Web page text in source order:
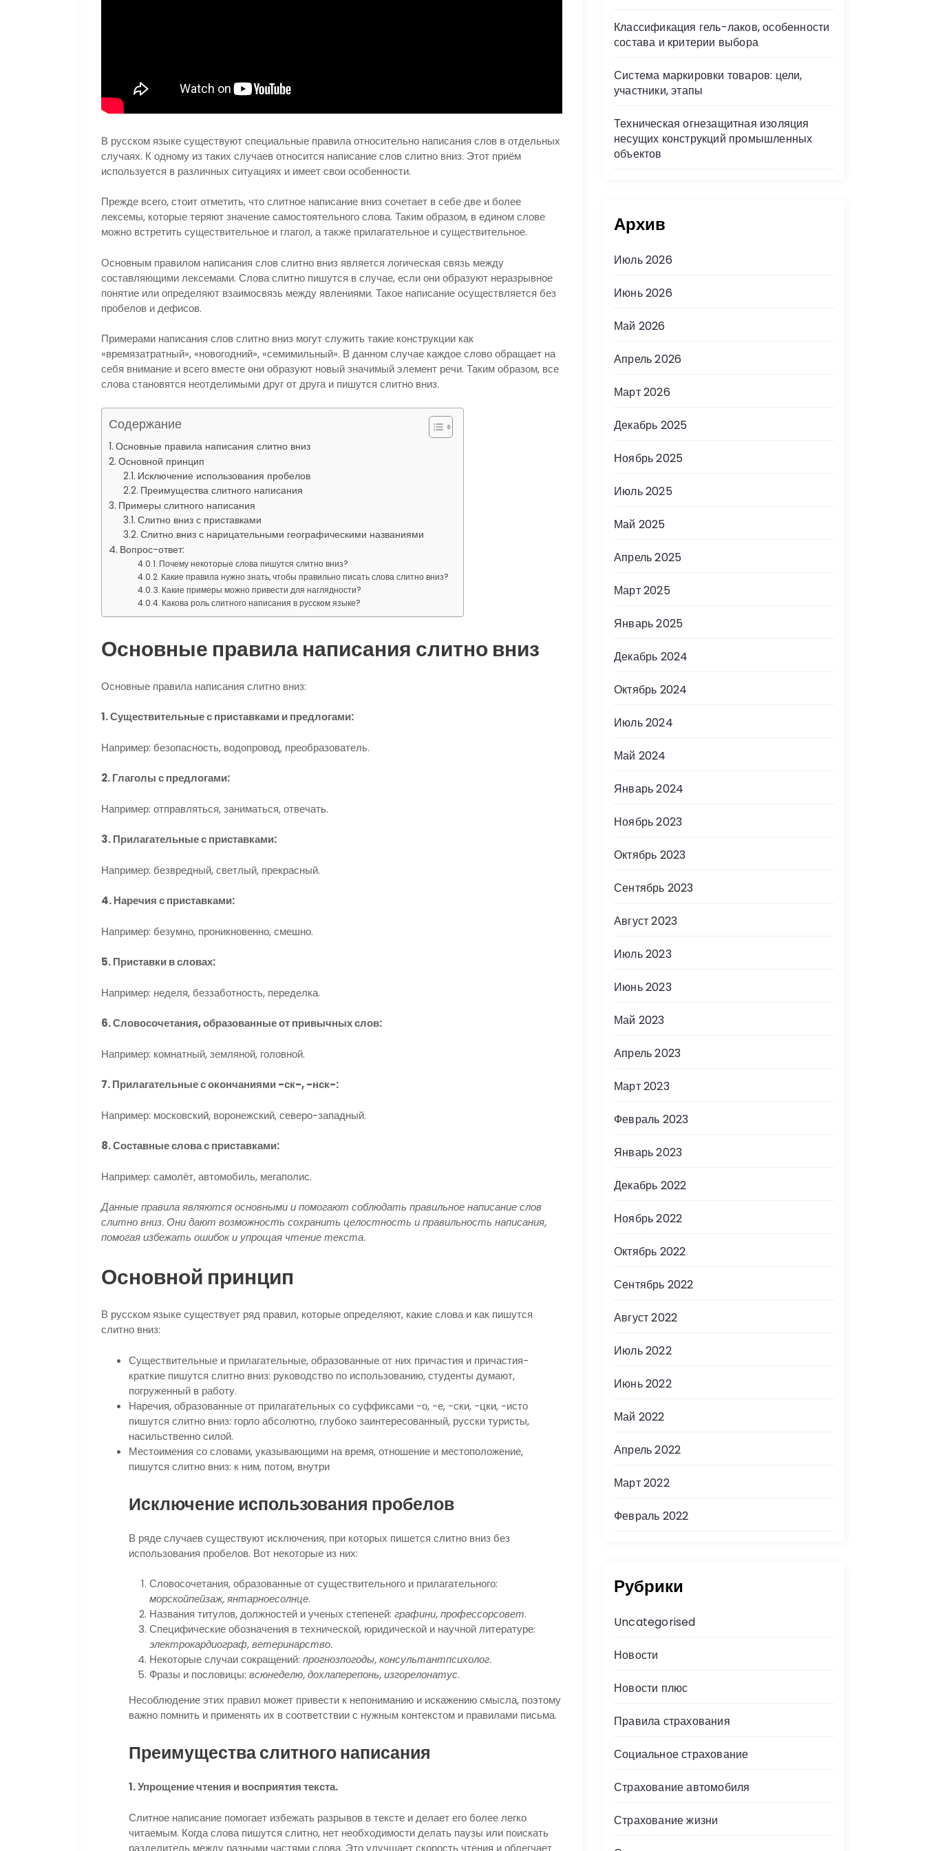
В русском языке существуют специальные правила относительно написания слов в отдельных
случаях. К одному из таких случаев относится написание слов слитно вниз. Этот приём
используется в различных ситуациях и имеет свои особенности.
Прежде всего, стоит отметить, что слитное написание вниз сочетает в себе две и более
лексемы, которые теряют значение самостоятельного слова. Таким образом, в едином слове
можно встретить существительное и глагол, а также прилагательное и существительное.
Основным правилом написания слов слитно вниз является логическая связь между
составляющими лексемами. Слова слитно пишутся в случае, если они образуют неразрывное
понятие или определяют взаимосвязь между явлениями. Такое написание осуществляется без
пробелов и дефисов.
Примерами написания слов слитно вниз могут служить такие конструкции как
«времязатратный», «новогодний», «семимильный». В данном случае каждое слово обращает на
себя внимание и всего вместе они образуют новый значимый элемент речи. Таким образом, все
слова становятся неотделимыми друг от друга и пишутся слитно вниз.
Содержание
Основные правила написания слитно вниз
Основной принцип
Исключение использования пробелов
Преимущества слитного написания
Примеры слитного написания
Слитно вниз с приставками
Слитно вниз с нарицательными географическими названиями
Вопрос-ответ:
Почему некоторые слова пишутся слитно вниз?
Какие правила нужно знать, чтобы правильно писать слова слитно вниз?
Какие примеры можно привести для наглядности?
Какова роль слитного написания в русском языке?
Основные правила написания слитно вниз
Основные правила написания слитно вниз:
1. Существительные с приставками и предлогами:
Например: безопасность, водопровод, преобразователь.
2. Глаголы с предлогами:
Например: отправляться, заниматься, отвечать.
3. Прилагательные с приставками:
Например: безвредный, светлый, прекрасный.
4. Наречия с приставками:
Например: безумно, проникновенно, смешно.
5. Приставки в словах:
Например: неделя, беззаботность, переделка.
6. Словосочетания, образованные от привычных слов:
Например: комнатный, земляной, головной.
7. Прилагательные с окончаниями -ск-, -нск-:
Например: московский, воронежский, северо-западный.
8. Составные слова с приставками:
Например: самолёт, автомобиль, мегаполис.
Данные правила являются основными и помогают соблюдать правильное написание слов
слитно вниз. Они дают возможность сохранить целостность и правильность написания,
помогая избежать ошибок и упрощая чтение текста.
Основной принцип
В русском языке существует ряд правил, которые определяют, какие слова и как пишутся
слитно вниз:
Существительные и прилагательные, образованные от них причастия и причастия-
краткие пишутся слитно вниз: руководство по использованию, студенты думают,
погруженный в работу.
Наречия, образованные от прилагательных со суффиксами -о, -е, -ски, -цки, -исто
пишутся слитно вниз: горло абсолютно, глубоко заинтересованный, русски туристы,
насильственно силой.
Местоимения со словами, указывающими на время, отношение и местоположение,
пишутся слитно вниз: к ним, потом, внутри
Исключение использования пробелов
В ряде случаев существуют исключения, при которых пишется слитно вниз без
использования пробелов. Вот некоторые из них:
Словосочетания, образованные от существительного и прилагательного:
морскойпейзаж, янтарноесолнце.
Названия титулов, должностей и ученых степеней: графини, профессорсовет.
Специфические обозначения в технической, юридической и научной литературе:
электрокардиограф,ветеринарство.
Некоторые случаи сокращений: прогнозпогоды, консультантпсихолог.
Фразы и пословицы: всюнеделю, дохлаперепонь, изгорелонатус.
Несоблюдение этих правил может привести к непониманию и искажению смысла, поэтому
важно помнить и применять их в соответствии с нужным контекстом и правилами письма.
Преимущества слитного написания
1. Упрощение чтения и восприятия текста.
Слитное написание помогает избежать разрывов в тексте и делает его более легко
читаемым. Когда слова пишутся слитно, нет необходимости делать паузы или поискать
разделитель между разными частями слова. Это улучшает скорость чтения и облегчает
Классификация гель-лаков, особенности
состава и критерии выбора
Система маркировки товаров: цели,
участники, этапы
Техническая огнезащитная изоляция
несущих конструкций промышленных
объектов
Архив
Июль 2026
Июнь 2026
Май 2026
Апрель 2026
Март 2026
Декабрь 2025
Ноябрь 2025
Июль 2025
Май 2025
Апрель 2025
Март 2025
Январь 2025
Декабрь 2024
Октябрь 2024
Июль 2024
Май 2024
Январь 2024
Ноябрь 2023
Октябрь 2023
Сентябрь 2023
Август 2023
Июль 2023
Июнь 2023
Май 2023
Апрель 2023
Март 2023
Февраль 2023
Январь 2023
Декабрь 2022
Ноябрь 2022
Октябрь 2022
Сентябрь 2022
Август 2022
Июль 2022
Июнь 2022
Май 2022
Апрель 2022
Март 2022
Февраль 2022
Рубрики
Uncategorised
Новости
Новости плюс
Правила страхования
Социальное страхование
Страхование автомобиля
Страхование жизни